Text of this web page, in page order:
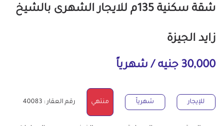
شقة سكنية 135م للايجار الشهرى بالشيخ
زايد الجيزة
30,000 جنيه / شهرياً
للإيجار شهرياً منتهي رقم العقار : 40083